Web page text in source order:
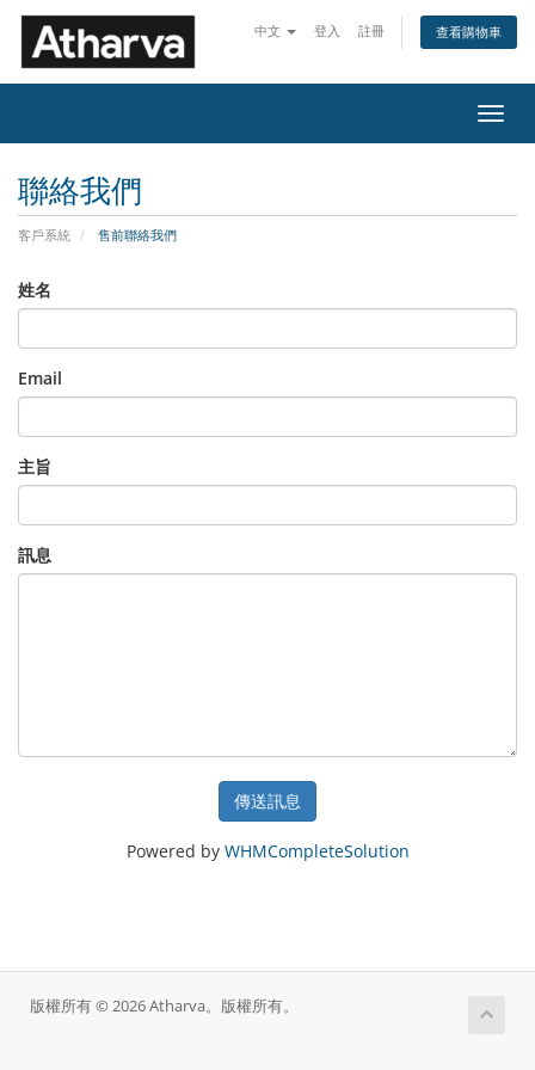
中文 登入 註冊 查看購物車
切
換
聯絡我們
客戶系統 售前聯絡我們
姓名
Email
主旨
訊息
傳送訊息
Powered by WHMCompleteSolution
版權所有 © 2026 Atharva。版權所有。